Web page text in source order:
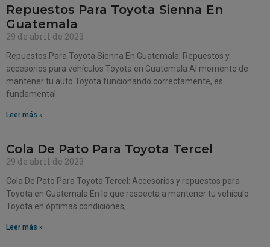
Repuestos Para Toyota Sienna En
Guatemala
29 de abril de 2023
Repuestos Para Toyota Sienna En Guatemala: Repuestos y
accesorios para vehículos Toyota en Guatemala Al momento de
mantener tu auto Toyota funcionando correctamente, es
fundamental
Leer más »
Cola De Pato Para Toyota Tercel
29 de abril de 2023
Cola De Pato Para Toyota Tercel: Accesorios y repuestos para
Toyota en Guatemala En lo que respecta a mantener tu vehículo
Toyota en óptimas condiciones,
Leer más »